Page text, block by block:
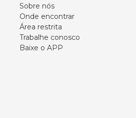
Sobre nós
Onde encontrar
Área restrita
Trabalhe conosco
Baixe o APP